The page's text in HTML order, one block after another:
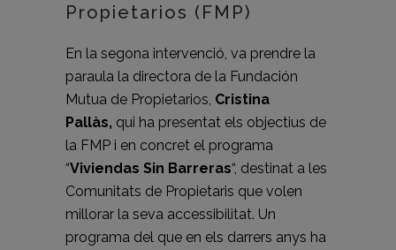
Propietarios (FMP)
En la segona intervenció, va prendre la
paraula la directora de la Fundación
Mutua de Propietarios, Cristina
Pallàs, qui ha presentat els objectius de
la FMP i en concret el programa
“Viviendas Sin Barreras“, destinat a les
Comunitats de Propietaris que volen
millorar la seva accessibilitat. Un
programa del que en els darrers anys ha